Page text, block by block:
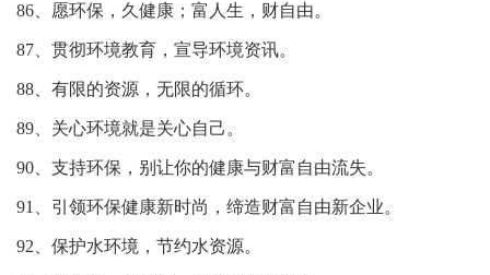
86、愿环保，久健康；富人生，财自由。
87、贯彻环境教育，宣导环境资讯。
88、有限的资源，无限的循环。
89、关心环境就是关心自己。
90、支持环保，别让你的健康与财富自由流失。
91、引领环保健康新时尚，缔造财富自由新企业。
92、保护水环境，节约水资源。